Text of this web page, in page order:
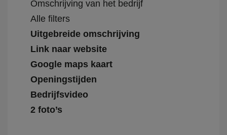
Omschrijving van het bedrijf
Alle filters
Uitgebreide omschrijving
Link naar website
Google maps kaart
Openingstijden
Bedrijfsvideo
2 foto’s